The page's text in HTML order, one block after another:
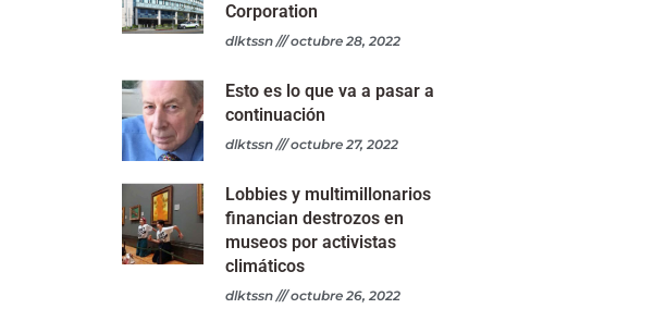
Corporation
dlktssn octubre 28, 2022
Esto es lo que va a pasar a
continuación
dlktssn octubre 27, 2022
Lobbies y multimillonarios
financian destrozos en
museos por activistas
climáticos
dlktssn octubre 26, 2022